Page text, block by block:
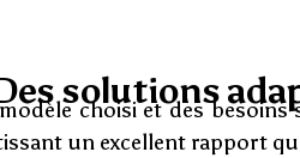
solutions
choisi et des
un excellent rapport